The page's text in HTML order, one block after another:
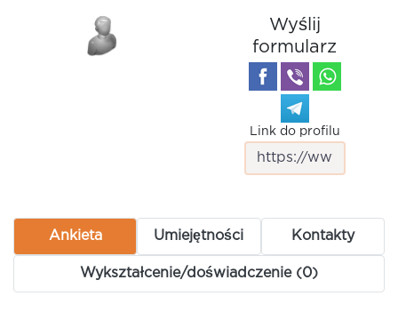
Wyślij
formularz
Link do profilu
Ankieta Umiejętności Kontakty
Wykształcenie/doświadczenie (0)